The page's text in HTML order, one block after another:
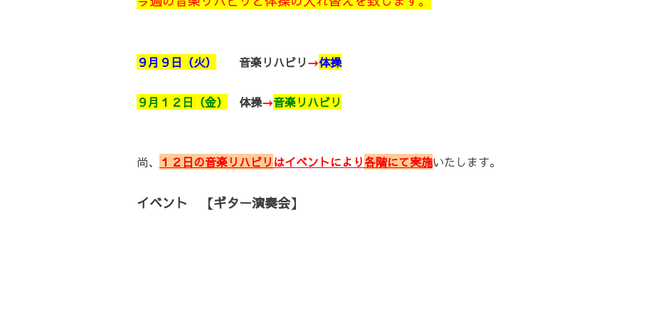
９月９日（火） 音楽リハビリ→体操
９月１２日（金） 体操→音楽リハビリ
尚、 １２日の音楽リハビリ はイベントにより各階にて実施いたします。
イベント 【ギター演奏会】